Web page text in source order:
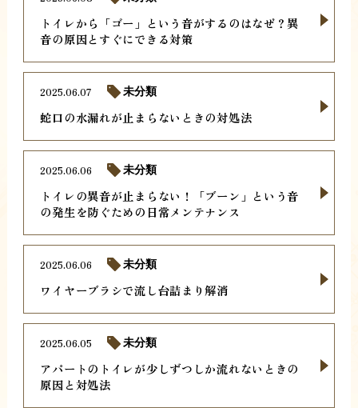
トイレから「ゴー」という音がするのはなぜ？異
音の原因とすぐにできる対策
蛇口の水漏れが止まらないときの対処法
2025.06.07 未分類
トイレの異音が止まらない！「ブーン」という音
の発生を防ぐための日常メンテナンス
2025.06.06 未分類
ワイヤーブラシで流し台詰まり解消
2025.06.06 未分類
アパートのトイレが少しずつしか流れないときの
原因と対処法
2025.06.05 未分類